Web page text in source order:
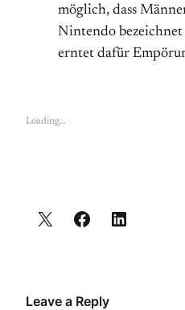
möglich, dass
Nintendo bezeichnet
erntet dafür
Loading…
Leave a Reply